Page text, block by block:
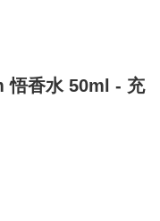
悟香水 50ml - 充